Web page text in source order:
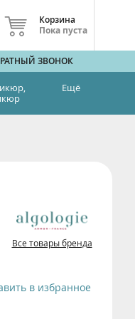
Корзина
Пока пуста
ЗВОНОК
Ещё
Все товары бренда
в избранное